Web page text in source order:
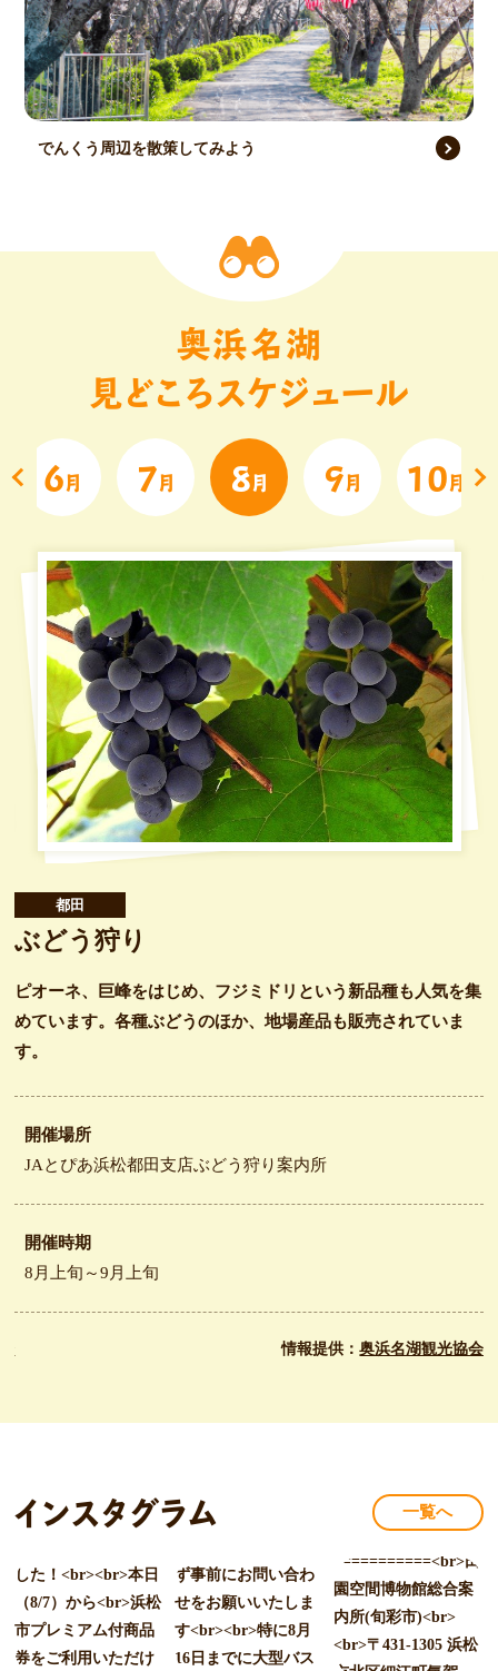
でんくう周辺を散策してみよう
奥浜名湖
見どころスケジュール
6月 7月 8月 9月 10月
都田
ぶどう狩り
ピオーネ、巨峰をはじめ、フジミドリという新品種も人気を集
めています。各種ぶどうのほか、地場産品も販売されていま
す。
開催場所
JAとぴあ浜松都田支店ぶどう狩り案内所
開催時期
8月上旬～9月上旬
情報提供：奥浜名湖観光協会
インスタグラム 一覧へ